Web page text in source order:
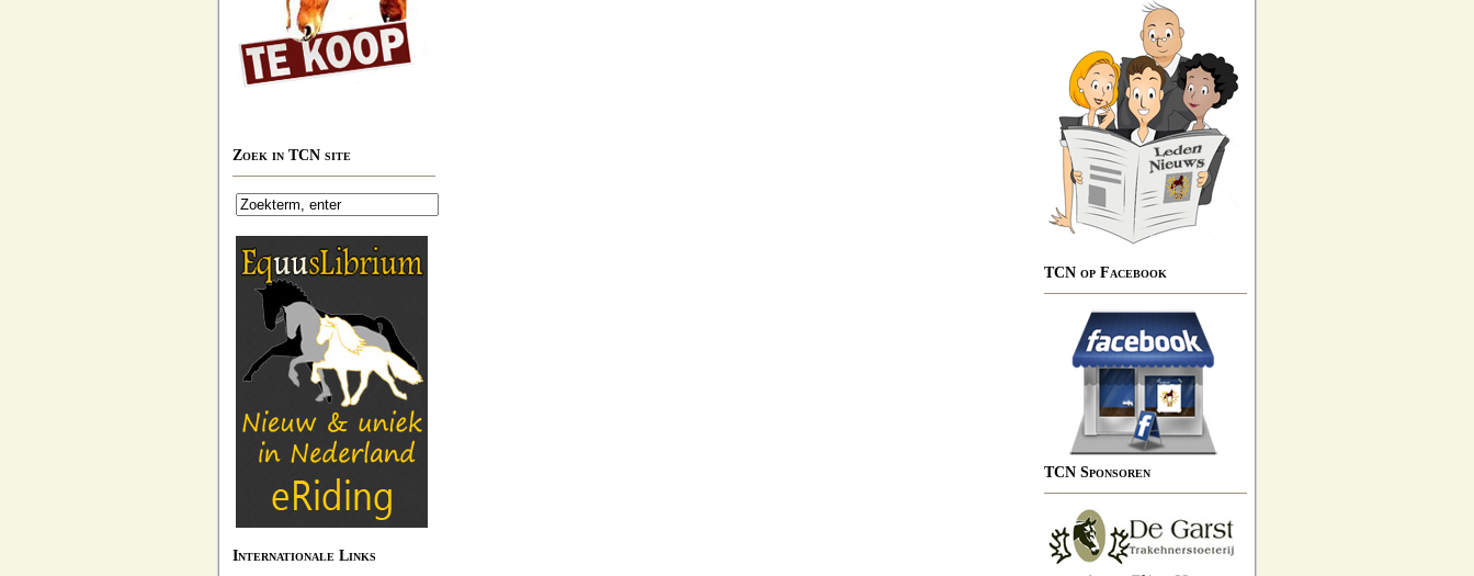
Zoek in TCN site
Internationale Links
TCN op Facebook
TCN Sponsoren